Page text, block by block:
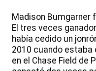
Madison Bumgarner
El tres veces
había cedido un
2010 cuando estaba
en el Chase Field de